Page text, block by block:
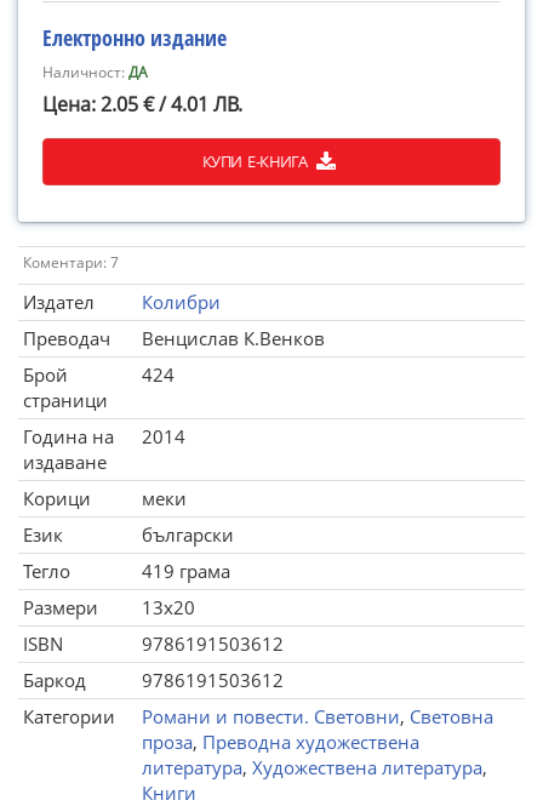
Електронно издание
Наличност:ДА
Цена: 2.05 € / 4.01 ЛВ.
КУПИ Е-КНИГА
Коментари: 7
Издател
Колибри
Преводач
Венцислав К.Венков
Брой
страници
424
Година на
издаване
2014
Корици
меки
Език
български
Тегло
419 грама
Размери
13x20
ISBN
9786191503612
Баркод
9786191503612
Категории
Романи и повести. Световни, Световна
проза, Преводна художествена
литература, Художествена литература,
Книги